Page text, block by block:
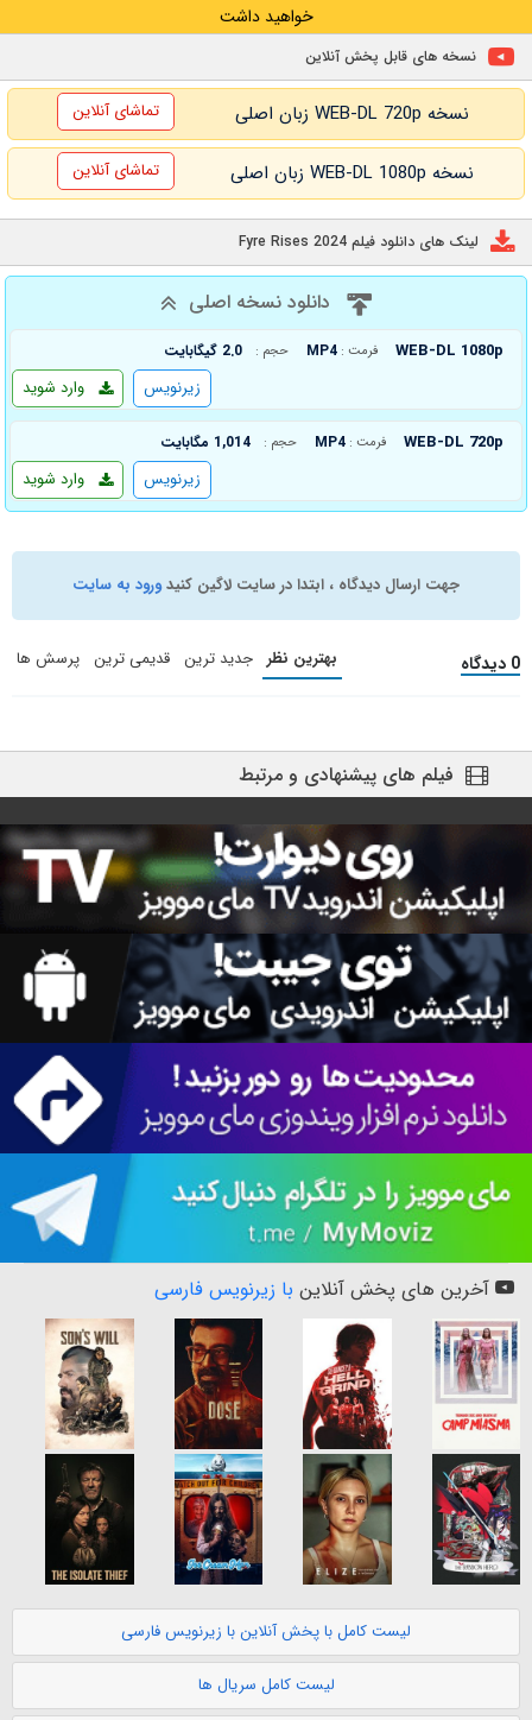
خواهید داشت
نسخه های قابل پخش آنلاین
نسخه WEB-DL 720p زبان اصلی تماشای آنلاین
نسخه WEB-DL 1080p زبان اصلی تماشای آنلاین
لینک های دانلود فیلم Fyre Rises 2024
دانلود نسخه اصلی
WEB-DL 1080p فرمت : MP4 حجم : 2.0 گیگابایت
وارد شوید زیرنویس
WEB-DL 720p فرمت : MP4 حجم : 1,014 مگابایت
وارد شوید زیرنویس
جهت ارسال دیدگاه ، ابتدا در سایت لاگین کنیدورود به سایت
0 دیدگاه بهترین نظر جدید ترین قدیمی ترین پرسش ها
فیلم های پیشنهادی و مرتبط
آخرین های پخش آنلاین با زیرنویس فارسی
لیست کامل با پخش آنلاین با زیرنویس فارسی
لیست کامل سریال ها